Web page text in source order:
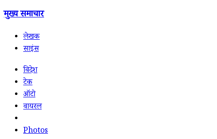
मुख्य समाचार
लेखक
साइंस
विदेश
टेक
ऑटो
वायरल
Photos